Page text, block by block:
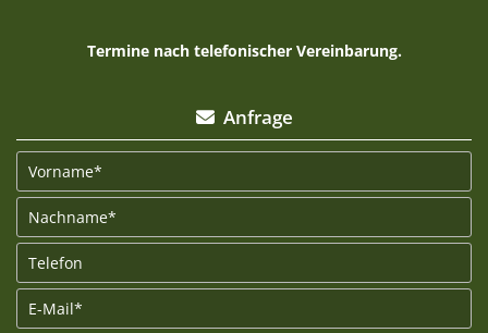
Termine nach telefonischer Vereinbarung.
Anfrage